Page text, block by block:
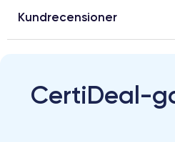
Kundrecensioner
CertiDeal-